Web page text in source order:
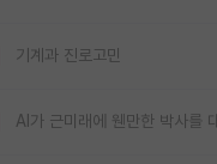
기계과 진로고민
AI가 근미래에 웬만한 박사를